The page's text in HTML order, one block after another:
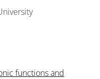
functions and